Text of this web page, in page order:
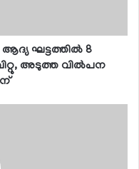
ആദ്യ ഘട്ടത്തില്‍ 8
അടുത്ത വില്‍പന
ന്